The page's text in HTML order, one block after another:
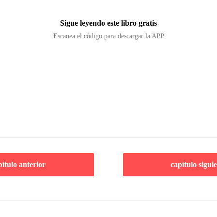
Sigue leyendo este libro gratis
Escanea el código para descargar la APP
anterior capítulo